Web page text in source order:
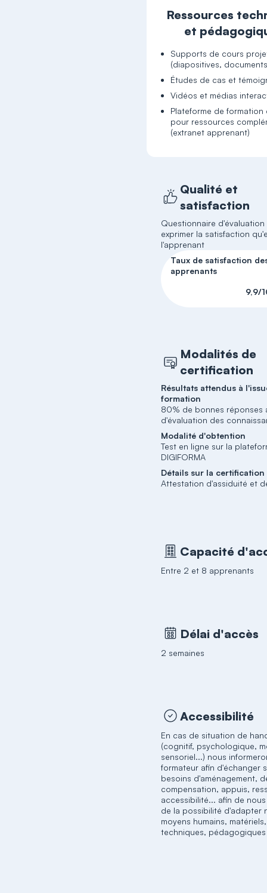
Ressources
et
Supports de cours
(diapositives,
Études de cas et
Vidéos et médias
Plateforme de formation
pour ressources
(extranet apprenant)
Qualité et
satisfaction
Questionnaire
exprimer la satisfaction
l'apprenant
Taux de satisfaction
apprenants
9,9/
Modalités de
certification
Résultats attendus à
formation
80% de bonnes réponses
d'évaluation des
Modalité d'obtention
Test en ligne sur la
DIGIFORMA
Détails sur la certification
Attestation d'assiduité et
Capacité
Entre 2 et 8 apprenants
Délai d'accès
2 semaines
Accessibilité
En cas de situation de
(cognitif, psychologique,
sensoriel...) nous
formateur afin d'échanger
besoins d'aménagement,
compensation, appuis,
accessibilité... afin de
de la possibilité d'adapter
moyens humains, matériels,
techniques, pédagogiques